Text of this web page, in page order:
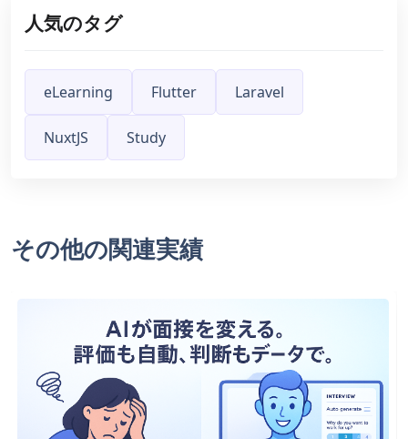
人気のタグ
eLearning Flutter Laravel
NuxtJS Study
その他の関連実績